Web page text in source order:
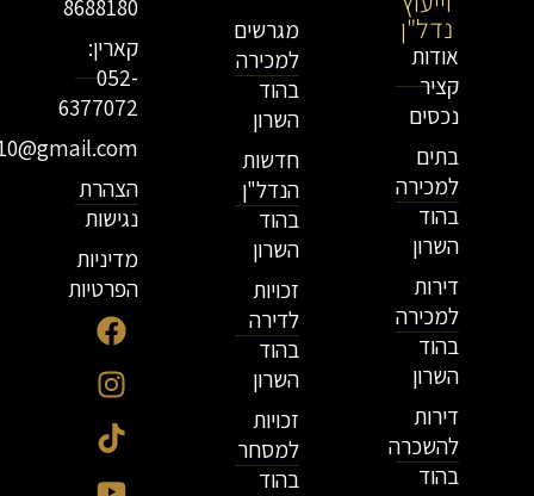
נדל"ן
אודות
קציר
נכסים
בתים
למכירה
בהוד
השרון
דירות
למכירה
בהוד
השרון
דירות
להשכרה
בהוד
מגרשים
למכירה
בהוד
השרון
חדשות
הנדל"ן
בהוד
השרון
זכויות
לדירה
בהוד
השרון
זכויות
למסחר
בהוד
8688180
קארין:
052-
6377072
הצהרת
נגישות
מדיניות
הפרטיות